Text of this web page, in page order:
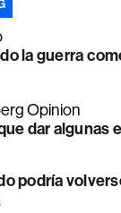
la guerra
Opinion
dar algunas
podría